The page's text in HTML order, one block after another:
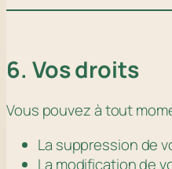
6. Vos droits
Vous pouvez à tout
La suppression de
La modification de